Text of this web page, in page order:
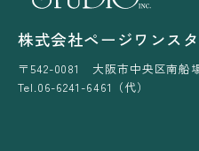
株式会社ページワンス
〒542-0081 大阪市中央区南船
Tel.06-6241-6461（代）